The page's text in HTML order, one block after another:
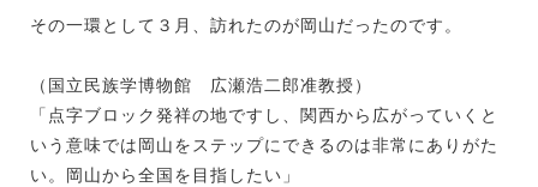
その一環として３月、訪れたのが岡山だったのです。
（国立民族学博物館 広瀬浩二郎准教授）
「点字ブロック発祥の地ですし、関西から広がっていくと
いう意味では岡山をステップにできるのは非常にありがた
い。岡山から全国を目指したい」